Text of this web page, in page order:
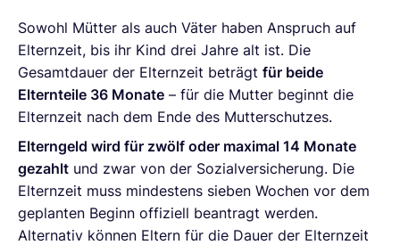
Sowohl Mütter als auch Väter haben Anspruch auf
Elternzeit, bis ihr Kind drei Jahre alt ist. Die
Gesamtdauer der Elternzeit beträgt für beide
Elternteile 36 Monate – für die Mutter beginnt die
Elternzeit nach dem Ende des Mutterschutzes.
Elterngeld wird für zwölf oder maximal 14 Monate
gezahlt und zwar von der Sozialversicherung. Die
Elternzeit muss mindestens sieben Wochen vor dem
geplanten Beginn offiziell beantragt werden.
Alternativ können Eltern für die Dauer der Elternzeit